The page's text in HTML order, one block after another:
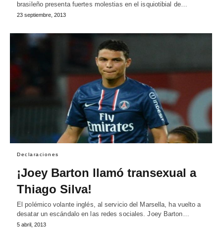
brasileño presenta fuertes molestias en el isquiotibial de…
23 septiembre, 2013
Declaraciones
¡Joey Barton llamó transexual a
Thiago Silva!
El polémico volante inglés, al servicio del Marsella, ha vuelto a
desatar un escándalo en las redes sociales. Joey Barton…
5 abril, 2013